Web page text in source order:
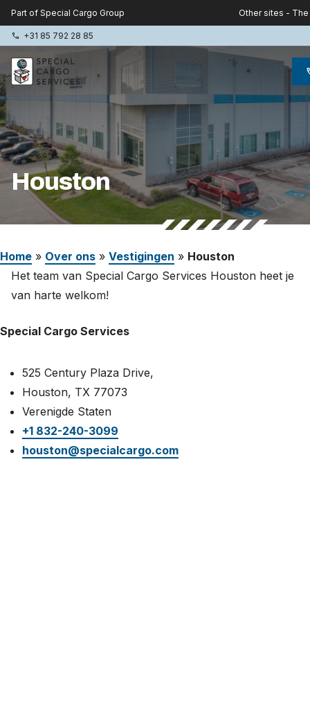
Part of Special Cargo Group Other sites -
phone +31 85 792 28 85
Houston
Home » Over ons » Vestigingen » Houston
Het team van Special Cargo Services Houston heet je
van harte welkom!
Special Cargo Services
525 Century Plaza Drive,
Houston, TX 77073
Verenigde Staten
+1 832-240-3099
houston@specialcargo.com
Special Cargo Group
Special Cargo College
Isologic
Diensten
Nieuws
Over ons
Werken bij
Nederland (Nederlands)
The Netherlands (English)
United States (English)
Deutschland (Deutsch)